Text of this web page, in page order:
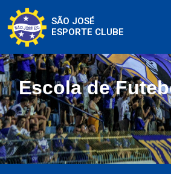
SÃO JOSÉ
ESPORTE CLUBE
Escola de